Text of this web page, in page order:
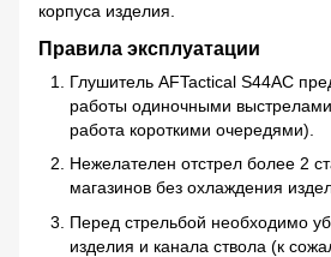
корпуса изделия.
Правила эксплуатации
Глушитель AFTactical S44AC
работы одиночными выстрелами
работа короткими очередями).
Нежелателен отстрел более 2
магазинов без охлаждения
Перед стрельбой необходимо
изделия и канала ствола (к